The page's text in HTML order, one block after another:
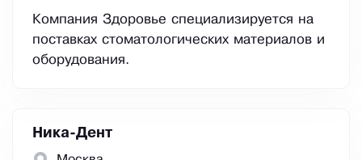
Компания Здоровье специализируется на
поставках стоматологических материалов и
оборудования.
Ника-Дент